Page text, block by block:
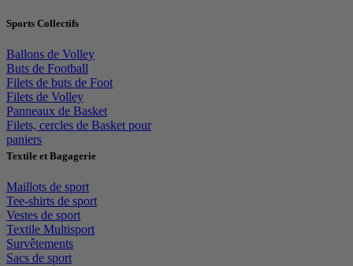
Sports Collectifs
Ballons de Volley
Buts de Football
Filets de buts de Foot
Filets de Volley
Panneaux de Basket
Filets, cercles de Basket pour
paniers
Textile et Bagagerie
Maillots de sport
Tee-shirts de sport
Vestes de sport
Textile Multisport
Survêtements
Sacs de sport